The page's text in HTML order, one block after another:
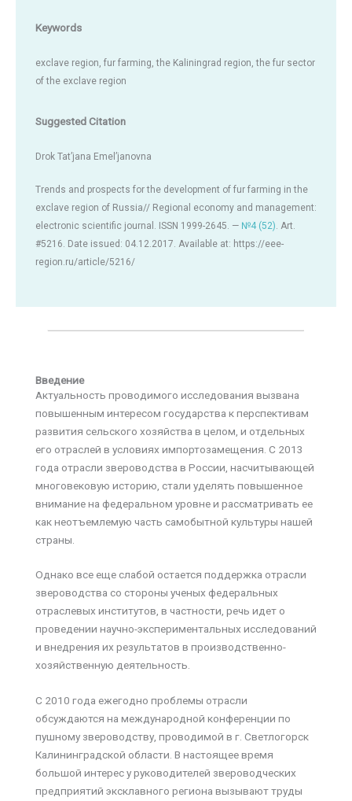
Keywords
exclave region, fur farming, the Kaliningrad region, the fur sector
of the exclave region
Suggested Citation
Drok Tat’jana Emel’janovna
Trends and prospects for the development of fur farming in the
exclave region of Russia// Regional economy and management:
electronic scientific journal. ISSN 1999-2645. — №4 (52). Art.
#5216. Date issued: 04.12.2017. Available at: https://eee-
region.ru/article/5216/
Введение
Актуальность проводимого исследования вызвана
повышенным интересом государства к перспективам
развития сельского хозяйства в целом, и отдельных
его отраслей в условиях импортозамещения. С 2013
года отрасли звероводства в России, насчитывающей
многовековую историю, стали уделять повышенное
внимание на федеральном уровне и рассматривать ее
как неотъемлемую часть самобытной культуры нашей
страны.
Однако все еще слабой остается поддержка отрасли
звероводства со стороны ученых федеральных
отраслевых институтов, в частности, речь идет о
проведении научно-экспериментальных исследований
и внедрения их результатов в производственно-
хозяйственную деятельность.
С 2010 года ежегодно проблемы отрасли
обсуждаются на международной конференции по
пушному звероводству, проводимой в г. Светлогорск
Калининградской области. В настоящее время
большой интерес у руководителей звероводческих
предприятий эксклавного региона вызывают труды